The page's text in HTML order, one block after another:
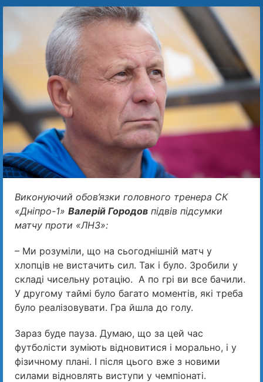
Виконуючий обов’язки головного тренера СК
«Дніпро-1» Валерій Городов підвів підсумки
матчу проти «ЛНЗ»:
– Ми розуміли, що на сьогоднішній матч у
хлопців не вистачить сил. Так і було. Зробили у
складі чисельну ротацію. А по грі ви все бачили.
У другому таймі було багато моментів, які треба
було реалізовувати. Гра йшла до голу.
Зараз буде пауза. Думаю, що за цей час
футболісти зуміють відновитися і морально, і у
фізичному плані. І після цього вже з новими
силами відновлять виступи у чемпіонаті.